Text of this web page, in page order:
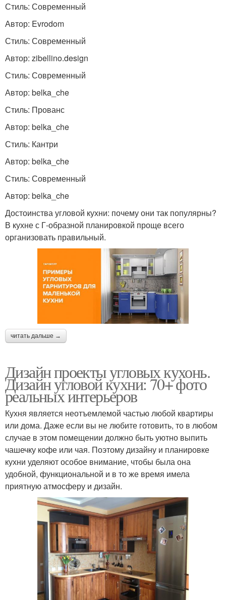
Стиль: Современный
Автор: Evrodom
Стиль: Современный
Автор: zibellino.design
Стиль: Современный
Автор: belka_che
Стиль: Прованс
Автор: belka_che
Стиль: Кантри
Автор: belka_che
Стиль: Современный
Автор: belka_che
Достоинства угловой кухни: почему они так популярны?
В кухне с Г-образной планировкой проще всего
организовать правильный.
читать дальше →
Дизайн проекты угловых кухонь.
Дизайн угловой кухни: 70+ фото
реальных интерьеров
Кухня является неотъемлемой частью любой квартиры
или дома. Даже если вы не любите готовить, то в любом
случае в этом помещении должно быть уютно выпить
чашечку кофе или чая. Поэтому дизайну и планировке
кухни уделяют особое внимание, чтобы была она
удобной, функциональной и в то же время имела
приятную атмосферу и дизайн.